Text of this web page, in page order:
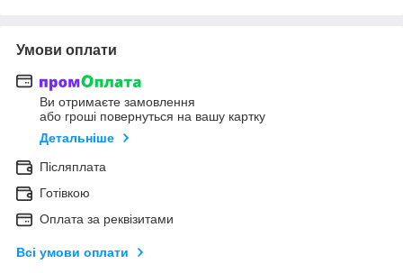
Умови оплати
Ви отримаєте замовлення
або гроші повернуться на вашу картку
Детальніше
Післяплата
Готівкою
Оплата за реквізитами
Всі умови оплати